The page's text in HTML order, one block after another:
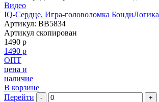
Видео
IQ-Сердце, Игра-головоломка БондиЛогика
Артикул: BB5834
Артикул скопирован
1490 р
1490 р
ОПТ
цена и
наличие
В корзине
Перейти
- +